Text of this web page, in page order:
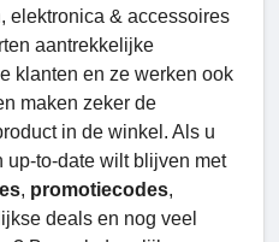
elektronica & accessoires
aantrekkelijke
klanten en ze werken ook
maken zeker de
in de winkel. Als u
up-to-date wilt blijven met
, promotiecodes,
deals en nog veel